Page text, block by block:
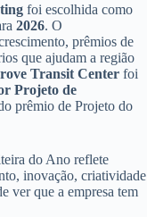
foi escolhida como
2026. O
prêmios de
que ajudam a região
Transit Center foi
Projeto de
prêmio de Projeto do
do Ano reflete
inovação, criatividade
ver que a empresa tem